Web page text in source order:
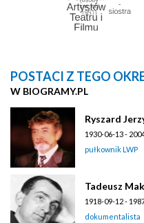
POSTACI Z TEGO
W BIOGRAMY.PL
Ryszard
1930-06-13 -
pułkownik LWP
Tadeusz
1918-09-12 -
dokumentalista